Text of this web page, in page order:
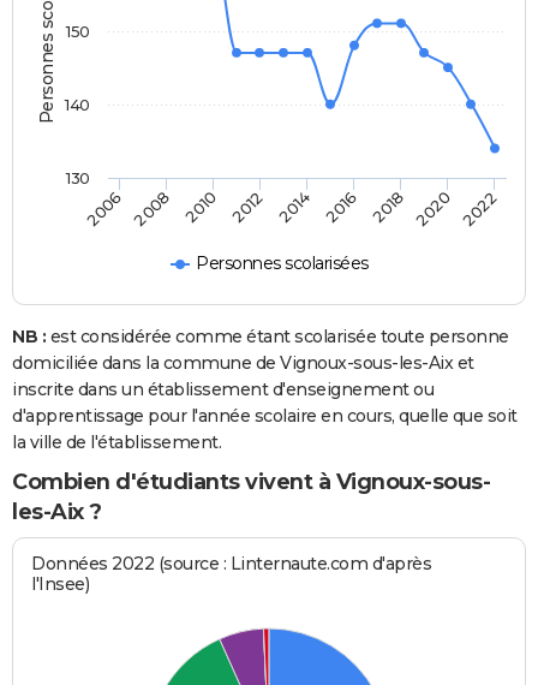
Personnes scolarisées
2006 2008 2010 2012 2014 2016 2018 2020 2022
130
140
150
NB : est considérée comme étant scolarisée toute personne
domiciliée dans la commune de Vignoux-sous-les-Aix et
inscrite dans un établissement d'enseignement ou
d'apprentissage pour l'année scolaire en cours, quelle que soit
la ville de l'établissement.
Combien d'étudiants vivent à Vignoux-sous-
les-Aix ?
Données 2022 (source : Linternaute.com d'après
l'Insee)